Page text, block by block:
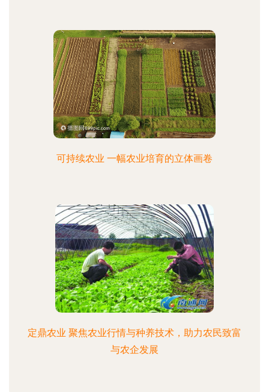
可持续农业 一幅农业培育的立体画卷
定鼎农业 聚焦农业行情与种养技术，助力农民致富
与农企发展